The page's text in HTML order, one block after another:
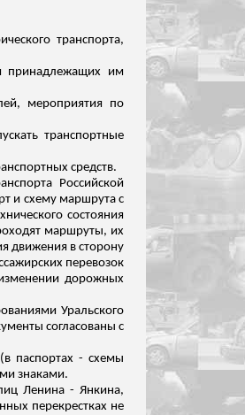
транспорта,
принадлежащих им
мероприятия по
транспортные
средств.
Российской
и схему маршрута с
состояния
маршруты, их
движения в сторону
перевозок
дорожных
Уральского
согласованы с
паспортах - схемы
знаками.
Ленина - Янкина,
перекрестках не